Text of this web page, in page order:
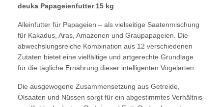
deuka Papageienfutter 15 kg
Alleinfutter für Papageien – als vielseitige Saatenmischung
für Kakadus, Aras, Amazonen und Graupapageien. Die
abwechslungsreiche Kombination aus 12 verschiedenen
Zutaten bietet eine vielfältige und artgerechte Grundlage
für die tägliche Ernährung dieser intelligenten Vogelarten.
Die ausgewogene Zusammensetzung aus Getreide,
Ölsaaten und Nüssen sorgt für ein abgestimmtes Verhältnis